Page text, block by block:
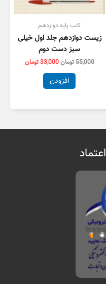
کتب پایه دوازدهم
زیست دوازدهم جلد اول خیلی
سبز دست دوم
55,000تومان33,000تومان
افزودن